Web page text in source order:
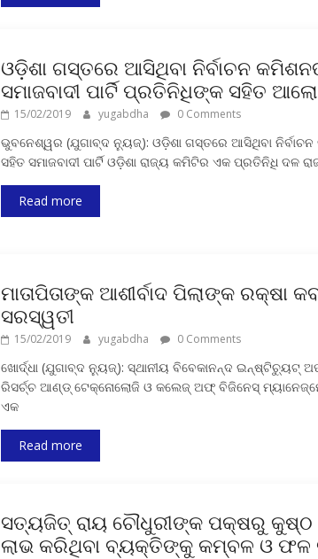
ଓଡ଼ିଶା ଗସ୍ତରେ ଆସିଥିବା ନିର୍ବାଚନ
ସମାଜବାଦୀ ପାର୍ଟି ପ୍ରତିନିଧିଙ୍କ ସହିତ
15/02/2019 yugabdha 0 Comments
ଭୁବନେଶ୍ୱର (ଯୁଗାବ୍ଦ ନ୍ୟୁଜ୍‍): ଓଡ଼ିଶା ଗସ୍ତରେ ଆସିଥିବା
ସହିତ ସମାଜବାଦୀ ପାର୍ଟି ଓଡ଼ିଶା ରାଜ୍ୟ କମିଟିର ଏକ ପ୍ରତିନିଧି ଦଳ
Read more
ମାତାପିତାଙ୍କ ଆଶୀର୍ବାଦ ପିଲାଙ୍କ ରକ୍ଷା
ସରସ୍ୱତୀ
15/02/2019 yugabdha 0 Comments
ଖୋର୍ଦ୍ଧା (ଯୁଗାବ୍ଦ ନ୍ୟୁଜ୍‍): ସ୍ଥାନୀୟ ବିବେକାନନ୍ଦ ଇନ୍ଷ୍ଟିଚ୍ୟୁଟ୍
ରିସର୍ଚ୍ଚ ଆଣ୍ଡ୍ ଟେକ୍ନୋଲୋଜି ଓ କଲେଜ୍ ଅଫ୍ ବିଜିନେସ୍
ଏକ
Read more
ସତ୍ୟଜିତ୍ ରାୟ ଚୌଧୁରୀଙ୍କ ପକ୍ଷରୁ
ଲାଭ କରିଥିବା ବ୍ୟକ୍ତିଙ୍କୁ କମ୍ବଳ ଓ ଫଳ